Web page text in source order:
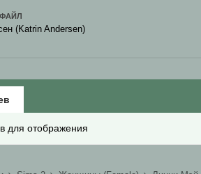
(Katrin Andersen)
для отображения